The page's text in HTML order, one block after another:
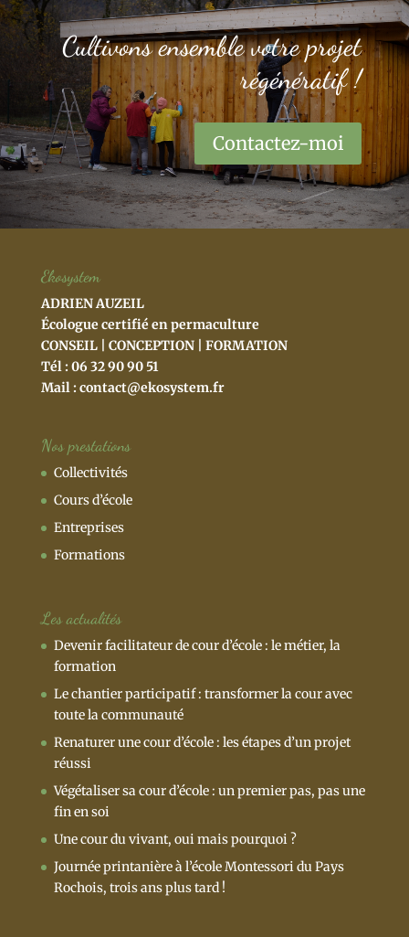
Cultivons ensemble votre projet
régénératif !
Contactez-moi
Ekosystem
ADRIEN AUZEIL
Écologue certifié en permaculture
CONSEIL | CONCEPTION | FORMATION
Tél : 06 32 90 90 51
Mail :contact@ekosystem.fr
Nos prestations
Collectivités
Cours d’école
Entreprises
Formations
Les actualités
Devenir facilitateur de cour d’école : le métier, la
formation
Le chantier participatif : transformer la cour avec
toute la communauté
Renaturer une cour d’école : les étapes d’un projet
réussi
Végétaliser sa cour d’école : un premier pas, pas une
fin en soi
Une cour du vivant, oui mais pourquoi ?
Journée printanière à l’école Montessori du Pays
Rochois, trois ans plus tard !